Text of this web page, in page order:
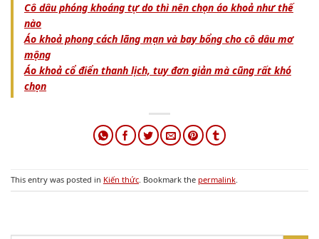
Cô dâu phóng khoáng tự do thì nên chọn áo khoả như thế
nào
Áo khoả phong cách lãng mạn và bay bổng cho cô dâu mơ
mộng
Áo khoả cổ điển thanh lịch, tuy đơn giản mà cũng rất khó
chọn
This entry was posted in Kiến thức. Bookmark the permalink.